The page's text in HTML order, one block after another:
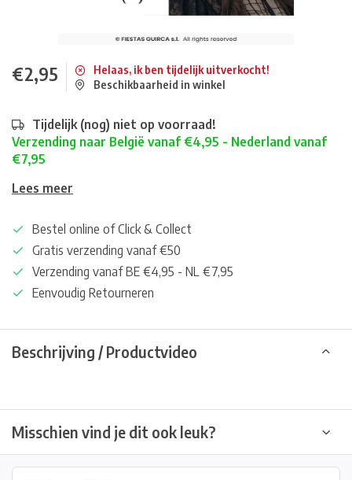
€2,95
Helaas, ik ben tijdelijk uitverkocht!
Beschikbaarheid in winkel
Tijdelijk (nog) niet op voorraad!
Verzending naar België vanaf €4,95 - Nederland vanaf
€7,95
Lees meer
Bestel online of Click & Collect
Gratis verzending vanaf €50
Verzending vanaf BE €4,95 - NL €7,95
Eenvoudig Retourneren
Beschrijving / Productvideo
Misschien vind je dit ook leuk?